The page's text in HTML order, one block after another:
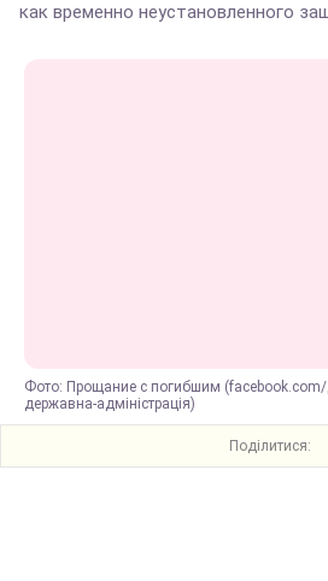
как временно неустановленного
Фото: Прощание с погибшим (facebook.com/
державна-адміністрація)
Поділитися: